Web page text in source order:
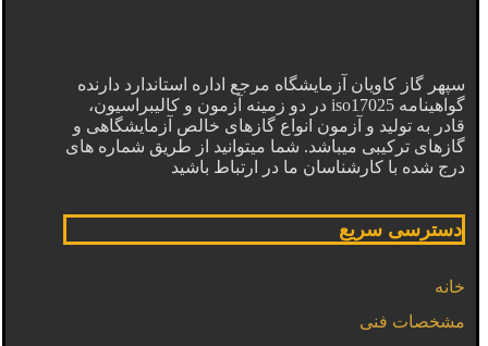
سپهر گاز کاویان آزمایشگاه مرجع اداره استاندارد دارنده
گواهینامه iso17025 در دو زمینه آزمون و کالیبراسیون،
قادر به تولید و آزمون انواع گازهای خالص آزمایشگاهی و
گازهای ترکیبی میباشد. شما میتوانید از طریق شماره های
درج شده با کارشناسان ما در ارتباط باشید
دسترسی سریع
خانه
مشخصات فنی